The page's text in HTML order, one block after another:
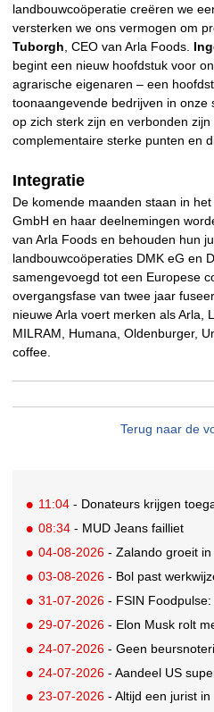
landbouwcoöperatie creëren we
versterken we ons vermogen om
Tuborgh , CEO van Arla Foods.
begint een nieuw hoofdstuk voor
agrarische eigenaren – een
toonaangevende bedrijven in onze
op zich sterk zijn en verbonden zijn
complementaire sterke punten en
Integratie
De komende maanden staan in
GmbH en haar deelnemingen
van Arla Foods en behouden hun
landbouwcoöperaties DMK eG en
samengevoegd tot een Europese
overgangsfase van twee jaar
nieuwe Arla voert merken als Arla,
MILRAM, Humana, Oldenburger,
coffee.
Terug naar de
11:04 - Donateurs krijgen toegang tot
08:34 - MUD Jeans failliet
04-08-2026 - Zalando groeit in Q2,
03-08-2026 - Bol past werkwijze aan om
31-07-2026 - FSIN Foodpulse: consument
29-07-2026 - Elon Musk rolt met X
24-07-2026 - Geen beursnotering in Amsterdam
24-07-2026 - Aandeel US supermarktketen
23-07-2026 - Altijd een jurist in de